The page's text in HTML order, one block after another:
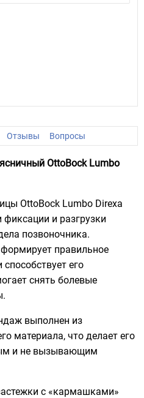
Отзывы Вопросы
OttoBock Lumbo
OttoBock Lumbo Direxa
фиксации и разгрузки
позвоночника.
правильное
его
снять болевые
выполнен из
материала, что делает его
и не вызывающим
с «кармашками»